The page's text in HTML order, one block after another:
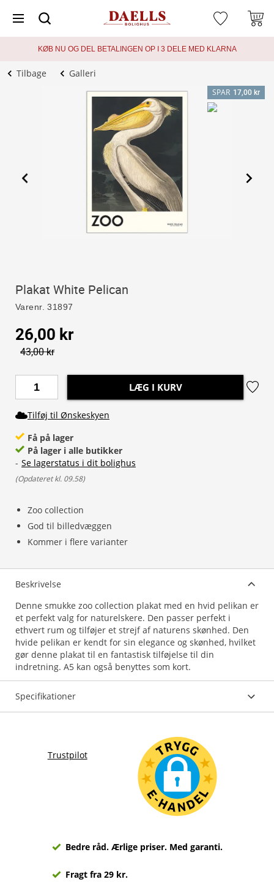
KØB NU OG DEL BETALINGEN OP I 3 DELE MED KLARNA
Tilbage Galleri
SPAR 17,00 kr
Plakat White Pelican
Varenr. 31897
Zoo collection
God til billedvæggen
Kommer i flere varianter
26,00 kr
43,00 kr
LÆG I KURV
Tilføj til Ønskeskyen
Få på lager
På lager i alle butikker
- Se lagerstatus i dit bolighus
(Opdateret kl. 09.58)
Beskrivelse
Denne smukke zoo collection plakat med en hvid pelikan er
et perfekt valg for naturelskere. Den passer perfekt i
ethvert rum og tilføjer et strejf af naturens skønhed. Den
hvide pelikan er kendt for sin elegance og skønhed, hvilket
gør denne plakat til en fantastisk tilføjelse til din
indretning. A5 kan også benyttes som kort.
Specifikationer
Trustpilot
Bedre råd. Ærlige priser. Med garanti.
Fragt fra 29 kr.